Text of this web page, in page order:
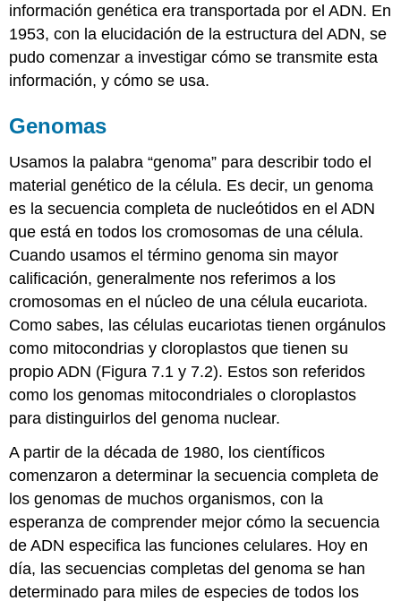
información genética era transportada por el ADN. En
1953, con la elucidación de la estructura del ADN, se
pudo comenzar a investigar cómo se transmite esta
información, y cómo se usa.
Genomas
Usamos la palabra “genoma” para describir todo el
material genético de la célula. Es decir, un genoma
es la secuencia completa de nucleótidos en el ADN
que está en todos los cromosomas de una célula.
Cuando usamos el término genoma sin mayor
calificación, generalmente nos referimos a los
cromosomas en el núcleo de una célula eucariota.
Como sabes, las células eucariotas tienen orgánulos
como mitocondrias y cloroplastos que tienen su
propio ADN (Figura 7.1 y 7.2). Estos son referidos
como los genomas mitocondriales o cloroplastos
para distinguirlos del genoma nuclear.
A partir de la década de 1980, los científicos
comenzaron a determinar la secuencia completa de
los genomas de muchos organismos, con la
esperanza de comprender mejor cómo la secuencia
de ADN especifica las funciones celulares. Hoy en
día, las secuencias completas del genoma se han
determinado para miles de especies de todos los